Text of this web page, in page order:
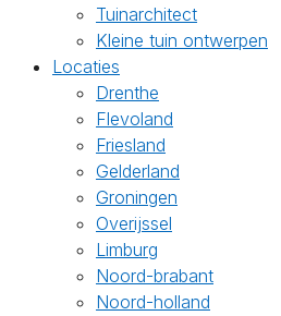
Tuinarchitect
Kleine tuin ontwerpen
Locaties
Drenthe
Flevoland
Friesland
Gelderland
Groningen
Overijssel
Limburg
Noord-brabant
Noord-holland